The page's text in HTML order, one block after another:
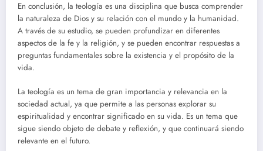
En conclusión, la teología es una disciplina que busca comprender
la naturaleza de Dios y su relación con el mundo y la humanidad.
A través de su estudio, se pueden profundizar en diferentes
aspectos de la fe y la religión, y se pueden encontrar respuestas a
preguntas fundamentales sobre la existencia y el propósito de la
vida.
La teología es un tema de gran importancia y relevancia en la
sociedad actual, ya que permite a las personas explorar su
espiritualidad y encontrar significado en su vida. Es un tema que
sigue siendo objeto de debate y reflexión, y que continuará siendo
relevante en el futuro.